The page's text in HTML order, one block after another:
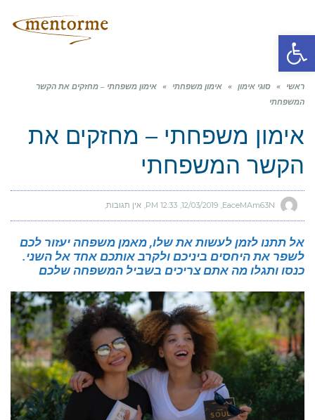
פתח סרגל נגישות
ראשי » סוגי אימון » אימון משפחתי »
אימון משפחתי – מחזקים את הקשר
המשפחתי
אימון משפחתי – מחזקים את
הקשר המשפחתי
12/03/2019
12:33 PM אין תגובות
אל תתנו לזמן לעשות את שלו, מאמן משפחה יעזור לכם
לשפר את היחסים ביניכם ולקרב אותכם אחד אל השני.
כנסו ותגלו מה אתם צריכים בשביל המשפחה שלכם